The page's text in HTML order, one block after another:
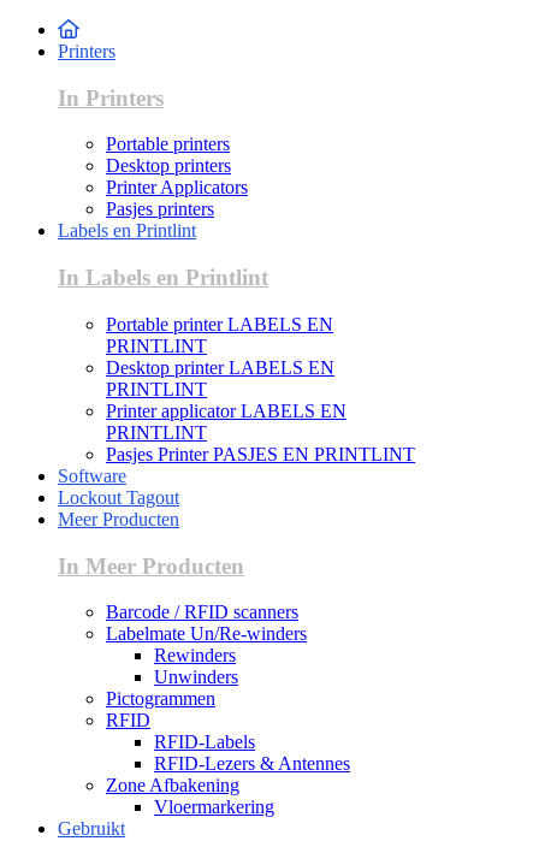
Printers
In Printers
Portable printers
Desktop printers
Printer Applicators
Pasjes printers
Labels en Printlint
In Labels en Printlint
Portable printer LABELS EN
PRINTLINT
Desktop printer LABELS EN
PRINTLINT
Printer applicator LABELS EN
PRINTLINT
Pasjes Printer PASJES EN PRINTLINT
Software
Lockout Tagout
Meer Producten
In Meer Producten
Barcode / RFID scanners
Labelmate Un/Re-winders
Rewinders
Unwinders
Pictogrammen
RFID
RFID-Labels
RFID-Lezers & Antennes
Zone Afbakening
Vloermarkering
Gebruikt